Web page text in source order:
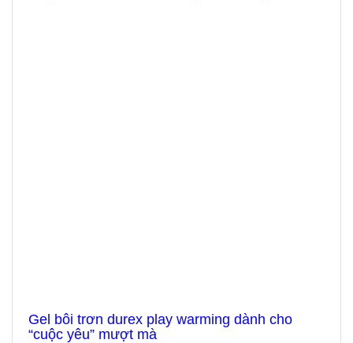
Gel bôi trơn durex play warming dành cho
“cuộc yêu” mượt mà